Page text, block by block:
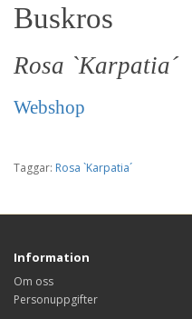
Buskros
Rosa `Karpatia´
Webshop
Taggar: Rosa `Karpatia´
Information
Om oss
Personuppgifter